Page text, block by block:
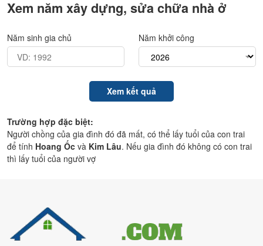
hàng
Xem năm xây dựng, sửa chữa nhà ở
Năm sinh gia chủ Năm khởi công
Trường hợp đặc biệt:
Người chồng của gia đình đó đã mất, có thể lấy tuổi của con trai
để tính Hoang Ốc và Kim Lâu. Nếu gia đình đó không có con trai
thì lấy tuổi của người vợ